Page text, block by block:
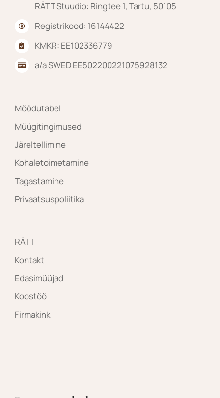
RÄTT Stuudio: Ringtee 1, Tartu, 50105
Registrikood: 16144422
KMKR: EE102336779
a/a SWED EE502200221075928132
Mõõdutabel
Müügitingimused
Järeltellimine
Kohaletoimetamine
Tagastamine
Privaatsuspoliitika
RÄTT
Kontakt
Edasimüüjad
Koostöö
Firmakink